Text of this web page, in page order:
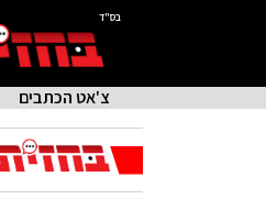
בס"ד
צ'אט הכתבים